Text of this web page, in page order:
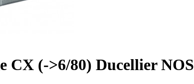
CX (->6/80) Ducellier NOS